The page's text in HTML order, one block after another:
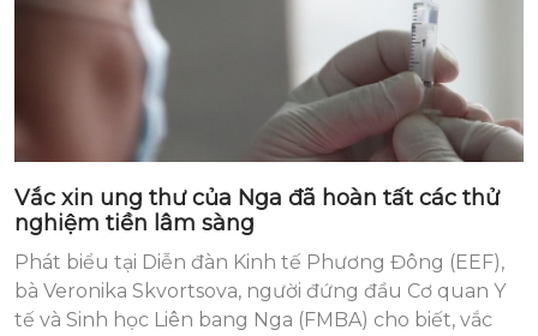
Vắc xin ung thư của Nga đã hoàn tất các thử
nghiệm tiền lâm sàng
Phát biểu tại Diễn đàn Kinh tế Phương Đông (EEF),
bà Veronika Skvortsova, người đứng đầu Cơ quan Y
tế và Sinh học Liên bang Nga (FMBA) cho biết, vắc